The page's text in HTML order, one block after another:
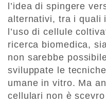
l’idea di spingere
alternativi, tra i quali
l’uso di cellule
ricerca biomedica,
non sarebbe
sviluppate le
umane in vitro. Ma
cellulari non è